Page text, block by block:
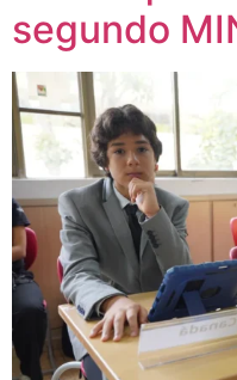
segundo